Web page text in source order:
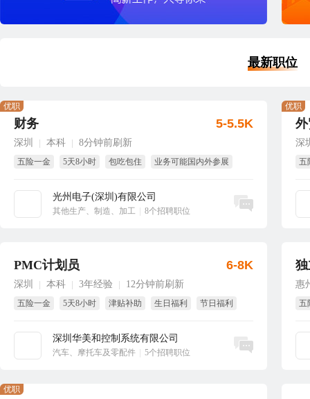
最新职位
财务
深圳 本科 8分钟前刷新
五险一金 5天8小时 包吃包住
业务可能国内外参展
光州电子(深圳)有限公司
其他生产、制造、加工 8个招聘职位
优职
5-5.5K
立即沟通
深
五
优职
PMC计划员
深圳 本科 3年经验 12分钟前刷新
五险一金 5天8小时 津贴补助 生日福利
节日福利
深圳华美和控制系统有限公司
汽车、摩托车及零配件 5个招聘职位
6-8K
立即沟通
惠
五
优职